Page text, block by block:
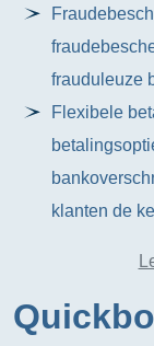
frauduleuze
Flexibele
klanten de